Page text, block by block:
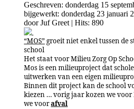
Geschreven: donderdag 15
bijgewerkt: donderdag 23 januari
door Juf Greet | Hits: 890
“MOS” groeit niet enkel tussen de
school
Het staat voor Milieu Zorg Op
Mos is een milieuproject dat
uitwerken van een eigen
Binnen dit project kan de school
kiezen … vorig jaar kozen we voor
we voorafval